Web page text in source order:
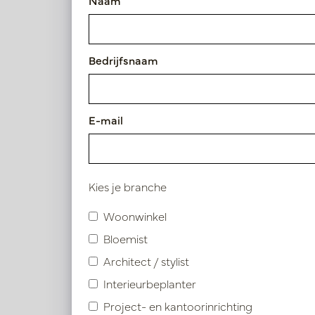
Symbolen index
Product specificaties
Vergelijkbare
Bedrijfsnaam
E-mail
Kies je branche
Woonwinkel
Bloemist
Architect / stylist
Interieurbeplanter
Project- en kantoorinrichting